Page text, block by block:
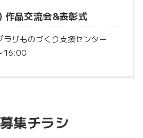
品交流会&表彰式
ラザものづくり支援センター
16:00
募集チラシ